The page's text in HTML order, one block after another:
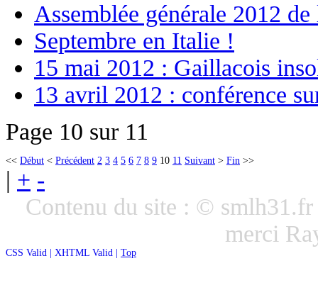
Assemblée générale 2012
Septembre en Italie !
15 mai 2012 : Gaillacois
13 avril 2012 : conférence
Page 10 sur 11
<< Début < Précédent 2 3 4 5 6 7 8 9 10 11 Suivant > Fin >>
| + -
Contenu du site : ©
merci
CSS Valid | XHTML Valid | Top